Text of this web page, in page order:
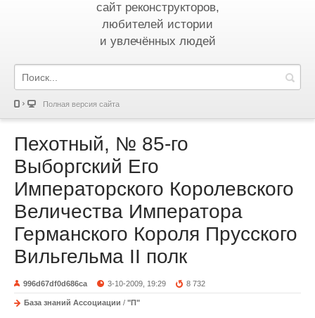
сайт реконструкторов,
любителей истории
и увлечённых людей
Полная версия сайта
Пехотный, № 85-го
Выборгский Его
Императорского Королевского
Величества Императора
Германского Короля Прусского
Вильгельма II полк
996d67df0d686ca 3-10-2009, 19:29 8 732
База знаний Ассоциации / "П"